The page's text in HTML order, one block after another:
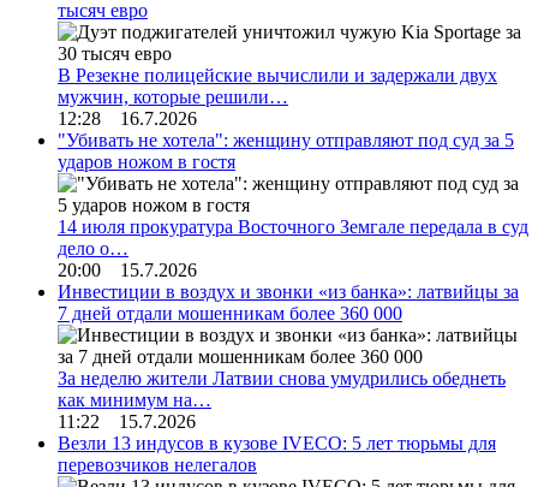
тысяч евро
В Резекне полицейские вычислили и задержали двух
мужчин, которые решили…
12:28 16.7.2026
"Убивать не хотела": женщину отправляют под суд за 5
ударов ножом в гостя
14 июля прокуратура Восточного Земгале передала в суд
дело о…
20:00 15.7.2026
Инвестиции в воздух и звонки «из банка»: латвийцы за
7 дней отдали мошенникам более 360 000
За неделю жители Латвии снова умудрились обеднеть
как минимум на…
11:22 15.7.2026
Везли 13 индусов в кузове IVECO: 5 лет тюрьмы для
перевозчиков нелегалов